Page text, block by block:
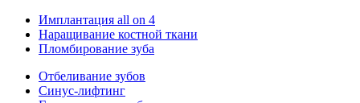
Имплантация all on 4
Наращивание костной ткани
Пломбирование зуба
Отбеливание зубов
Синус-лифтинг